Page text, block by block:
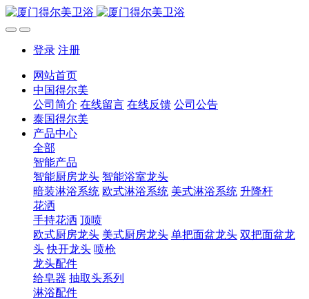
登录 注册
网站首页
中国得尔美
公司简介 在线留言 在线反馈 公司公告
泰国得尔美
产品中心
全部
智能产品
智能厨房龙头 智能浴室龙头
暗装淋浴系统 欧式淋浴系统 美式淋浴系统 升降杆
花洒
手持花洒 顶喷
欧式厨房龙头 美式厨房龙头 单把面盆龙头 双把面盆龙
头 快开龙头 喷枪
龙头配件
给皂器 抽取头系列
淋浴配件